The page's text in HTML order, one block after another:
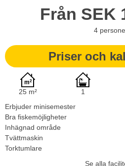
Från SEK
4
Priser och
25 m²
1
Erbjuder minisemester
Bra fiskemöjligheter
Inhägnad område
Tvättmaskin
Torktumlare
Se alla